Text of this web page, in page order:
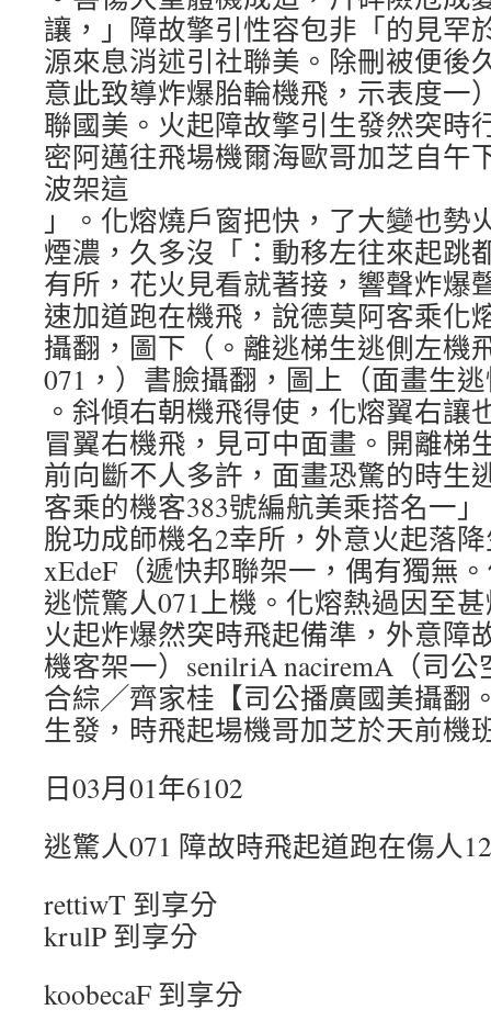
讓，」障故擎引性容包非「的見罕
源來息消述引社聯美。除刪被便後
意此致導炸爆胎輪機飛，示表度一
聯國美。火起障故擎引生發然突時
密阿邁往飛場機爾海歐哥加芝自午
波架這
」。化熔燒戶窗把快，了大變也勢
煙濃，久多沒「：動移左往來起跳
有所，花火見看就著接，響聲炸爆
速加道跑在機飛，說德莫阿客乘化
攝翻，圖下（。離逃梯生逃側左機
071，）書臉攝翻，圖上（面畫生
。斜傾右朝機飛得使，化熔翼右讓
冒翼右機飛，見可中面畫。開離梯
前向斷不人多許，面畫恐驚的時生
客乘的機客383號編航美乘搭名一
脫功成師機名2幸所，外意火起落
xEdeF（遞快邦聯架一，偶有獨無
逃慌驚人071上機。化熔熱過因至
火起炸爆然突時飛起備準，外意障
機客架一）senilriA naciremA（司
合綜╱齊家桂【司公播廣國美攝翻
生發，時飛起場機哥加芝於天前機
日03月01年6102
逃驚人071 障故時飛起道跑在傷人
rettiwT 到享分
krulP 到享分
koobecaF 到享分